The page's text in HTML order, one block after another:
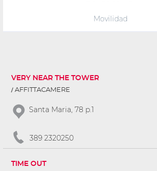
Movilidad
VERY NEAR THE TOWER
AFFITTACAMERE
Santa Maria, 78 p.1
389 2320250
TIME OUT